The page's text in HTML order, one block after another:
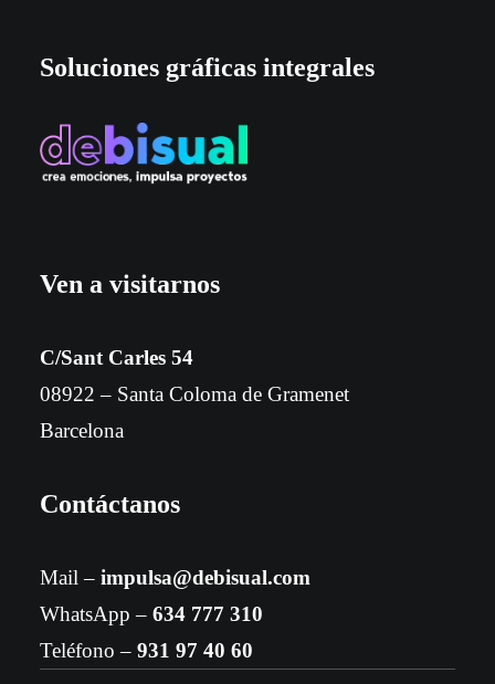
Soluciones gráficas integrales
Ven a visitarnos
C/Sant Carles 54
08922 – Santa Coloma de Gramenet
Barcelona
Contáctanos
Mail – impulsa@debisual.com
WhatsApp – 634 777 310
Teléfono – 931 97 40 60